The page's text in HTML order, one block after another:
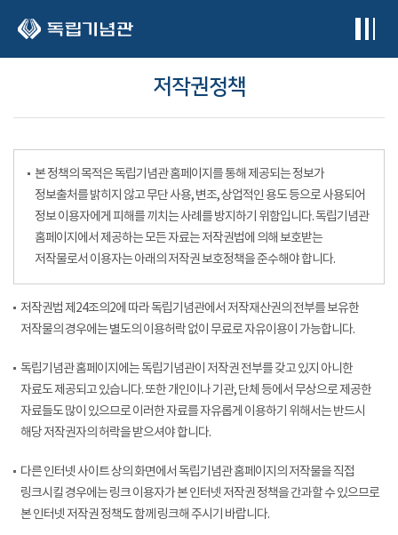
저작권정책
본 정책의 목적은 독립기념관 홈페이지를 통해 제공되는 정보가
정보출처를 밝히지 않고 무단 사용, 변조, 상업적인 용도 등으로 사용되어
정보 이용자에게 피해를 끼치는 사례를 방지하기 위함입니다. 독립기념관
홈페이지에서 제공하는 모든 자료는 저작권법에 의해 보호받는
저작물로서 이용자는 아래의 저작권 보호정책을 준수해야 합니다.
저작권법 제24조의2에 따라 독립기념관에서 저작재산권의 전부를 보유한
저작물의 경우에는 별도의 이용허락 없이 무료로 자유이용이 가능합니다.
독립기념관 홈페이지에는 독립기념관이 저작권 전부를 갖고 있지 아니한
자료도 제공되고 있습니다. 또한 개인이나 기관, 단체 등에서 무상으로 제공한
자료들도 많이 있으므로 이러한 자료를 자유롭게 이용하기 위해서는 반드시
해당 저작권자의 허락을 받으셔야 합니다.
다른 인터넷 사이트 상의 화면에서 독립기념관 홈페이지의 저작물을 직접
링크시킬 경우에는 링크 이용자가 본 인터넷 저작권 정책을 간과할 수 있으므로
본 인터넷 저작권 정책도 함께 링크해 주시기 바랍니다.